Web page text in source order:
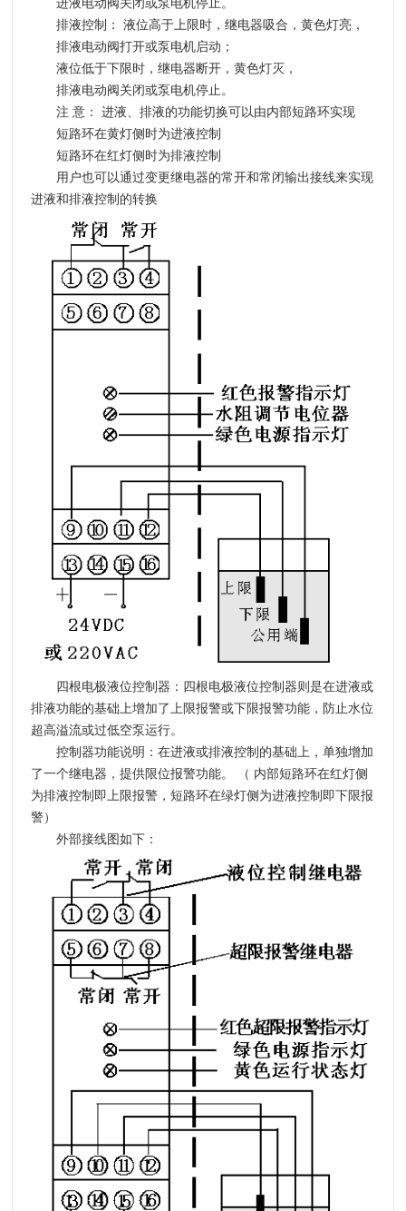
进液电动阀关闭或泵电机停止。
排液控制：
液位高于上限时，继电器吸合，黄色灯亮，
排液电动阀打开或泵电机启动；
液位低于下限时，继电器断开，黄色灯灭，
排液电动阀关闭或泵电机停止。
注 意：进液、排液的功能切换可以由内部短路环实现
短路环在黄灯侧时为进液控制
短路环在红灯侧时为排液控制
用户也可以通过变更继电器的常开和常闭输出接线来实现
进液和排液控制的转换
四根电极液位控制器： 四根电极液位控制器则是在进液或
排液功能的基础上增加了上限报警或下限报警功能，防止水位
超高溢流或过低空泵运行。
控制器功能说明：在进液或排液控制的基础上，单独增加
了一个继电器，提供限位报警功能。 （ 内部短路环在红灯侧
为排液控制即上限报警，短路环在绿灯侧为进液控制即下限报
警）
外部接线图如下：